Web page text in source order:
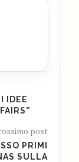
IDEE
post
PRIMI
SULLA